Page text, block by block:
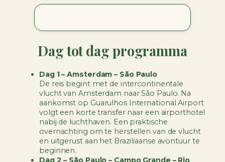
Dag tot dag programma
Dag 1 – Amsterdam – São Paulo
De reis begint met de intercontinentale
vlucht van Amsterdam naar São Paulo. Na
aankomst op Guarulhos International Airport
volgt een korte transfer naar een airporthotel
nabij de luchthaven. Een praktische
overnachting om te herstellen van de vlucht
en uitgerust aan het Braziliaanse avontuur te
beginnen.
Dag 2 – São Paulo – Campo Grande – Rio